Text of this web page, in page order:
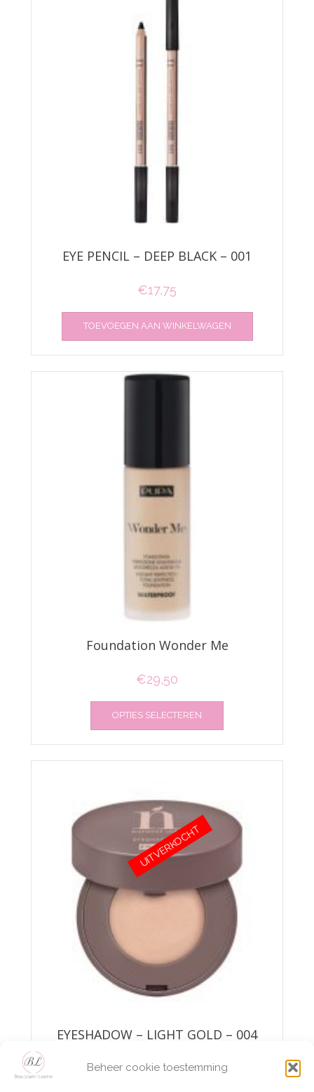
Beheer cookie toestemming
EYE PENCIL – DEEP BLACK – 001
€17,75
TOEVOEGEN AAN WINKELWAGEN
Foundation Wonder Me
€29,50
OPTIES SELECTEREN
Dit
heeft
variaties.
kan
gekozen
worden
de
productpagina
EYESHADOW – LIGHT GOLD – 004
€17,75
UITVERKOCHT